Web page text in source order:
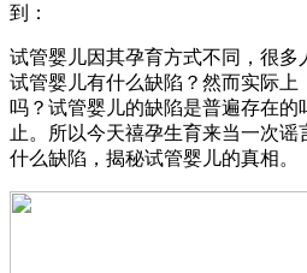
到：
试管婴儿因其孕育方式不同，很多
试管婴儿有什么缺陷？然而实际上
吗？试管婴儿的缺陷是普遍存在的
止。所以今天禧孕生育来当一次
什么缺陷，揭秘试管婴儿的真相。